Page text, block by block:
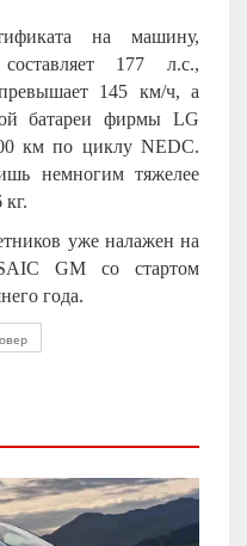
на машину,
177 л.с.,
145 км/ч, а
батареи фирмы LG
км по циклу NEDC.
немногим тяжелее
уже налажен на
GM со стартом
года.